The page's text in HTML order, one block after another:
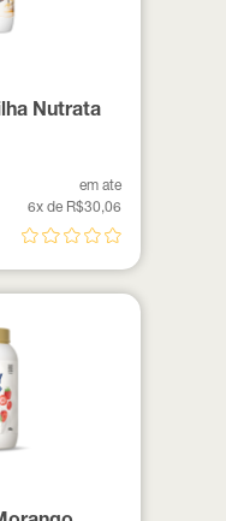
Nutrata
em ate
6x de R$30,06